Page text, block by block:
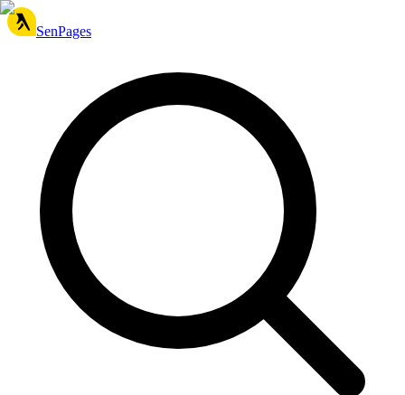
SenPages